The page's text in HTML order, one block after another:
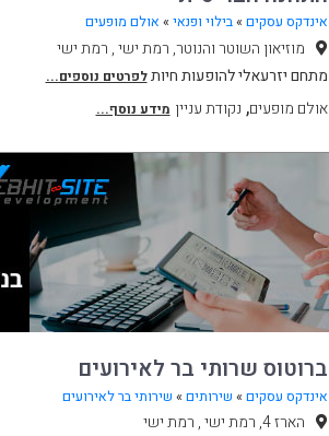
אינדקס עסקים »בילוי ופנאי » אולם מופעים
מוזיאון השוטר והנוטר, רמת ישי , רמת ישי
מתחם יזרעאלי להופעות חיותלפרטים נוספים...
אולם מופעים, נקודת עניין מידע נוסף...
ברוטוס שרותי בר לאירועים
אינדקס עסקים » שירותים » שירותי בר לאירועים
הארז 4, רמת ישי , רמת ישי